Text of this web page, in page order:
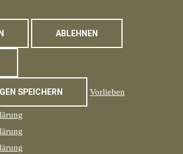
ABLEHNEN
SPEICHERN Vorlieben